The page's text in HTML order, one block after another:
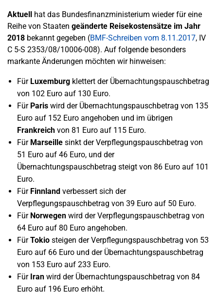
Aktuell hat das Bundesfinanzministerium wieder für eine
Reihe von Staaten geänderte Reisekostensätze im Jahr
2018 bekannt gegeben (BMF-Schreiben vom 8.11.2017, IV
C 5-S 2353/08/10006-008). Auf folgende besonders
markante Änderungen möchten wir hinweisen:
Für Luxemburg klettert der Übernachtungspauschbetrag
von 102 Euro auf 130 Euro.
Für Paris wird der Übernachtungspauschbetrag von 135
Euro auf 152 Euro angehoben und im übrigen
Frankreich von 81 Euro auf 115 Euro.
Für Marseille sinkt der Verpflegungspauschbetrag von
51 Euro auf 46 Euro, und der
Übernachtungspauschbetrag steigt von 86 Euro auf 101
Euro.
Für Finnland verbessert sich der
Verpflegungspauschbetrag von 39 Euro auf 50 Euro.
Für Norwegen wird der Verpflegungspauschbetrag von
64 Euro auf 80 Euro angehoben.
FürTokio steigen der Verpflegungspauschbetrag von 53
Euro auf 66 Euro und der Übernachtungspauschbetrag
von 153 Euro auf 233 Euro.
Für Iran wird der Übernachtungspauschbetrag von 84
Euro auf 196 Euro erhöht.